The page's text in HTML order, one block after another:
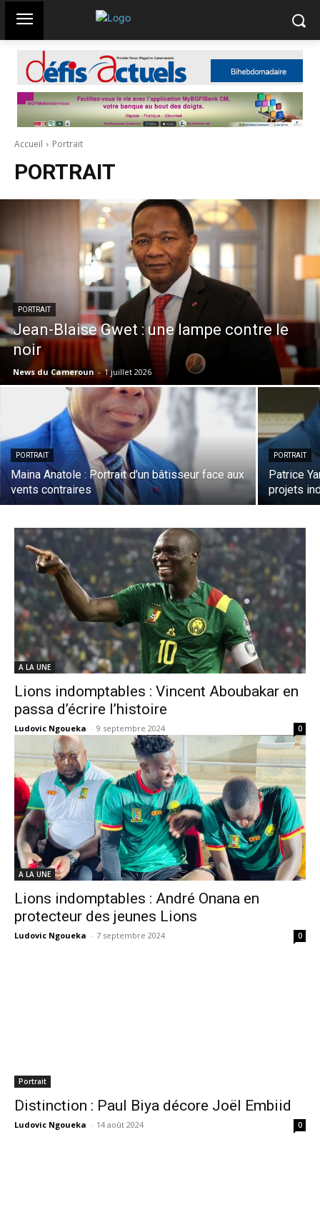
Accueil Portrait
PORTRAIT
PORTRAIT
Jean-Blaise Gwet : une lampe contre le
noir
News du Cameroun - 1 juillet 2026
PORTRAIT
Maina Anatole : Portrait d’un bâtisseur face aux
vents contraires
PORTRAIT
Patrice
projets
A LA UNE
Lions indomptables : Vincent Aboubakar en
passa d’écrire l’histoire
Ludovic Ngoueka - 9 septembre 2024 0
A LA UNE
Lions indomptables : André Onana en
protecteur des jeunes Lions
Ludovic Ngoueka - 7 septembre 2024 0
Portrait
Distinction : Paul Biya décore Joël Embiid
Ludovic Ngoueka - 14 août 2024 0